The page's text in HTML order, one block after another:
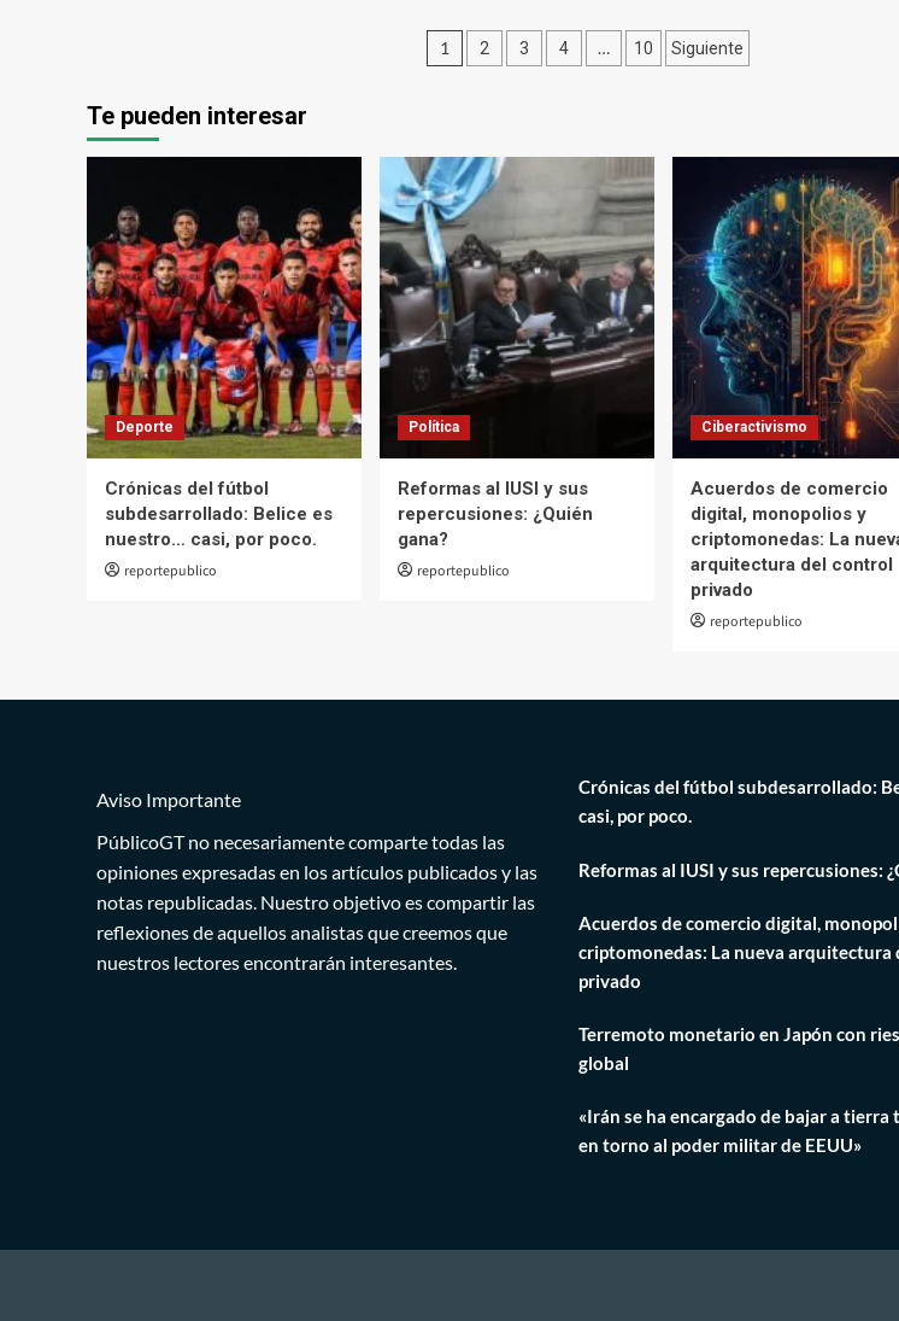
sabe
estrellas
está
soñando.
Paginación
1 2 3 4 … 10 Siguiente
Te pueden interesar
Deporte
Crónicas del fútbol
subdesarrollado: Belice es
nuestro… casi, por poco.
reportepublico
Política
Reformas al IUSI y sus
repercusiones: ¿Quién
gana?
reportepublico
Ciberactivismo
Acuerdos de comercio
digital, monopolios y
criptomonedas: La
arquitectura del control
privado
reportepublico
Aviso Importante
PúblicoGT no necesariamente comparte todas las
opiniones expresadas en los artículos publicados y las
notas republicadas. Nuestro objetivo es compartir las
reflexiones de aquellos analistas que creemos que
nuestros lectores encontrarán interesantes.
Crónicas del fútbol subdesarrollado:
casi, por poco.
Reformas al IUSI y sus repercusiones:
Acuerdos de comercio digital,
criptomonedas: La nueva arquitectura
privado
Terremoto monetario en Japón con
global
«Irán se ha encargado de bajar a tierra
en torno al poder militar de EEUU»